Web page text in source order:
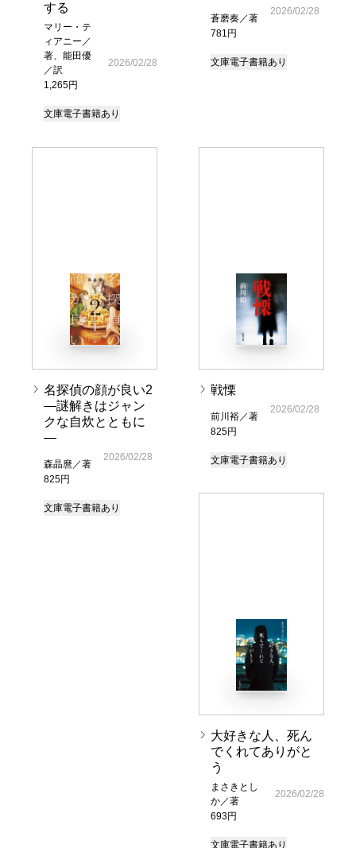
する
マリー・テ
ィアニー／
著、能田優
／訳
1,265円
2026/02/28
文庫電子書籍あり
蒼磨奏／著
781円
2026/02/28
文庫電子書籍あり
名探偵の顔が良い2
―謎解きはジャン
クな自炊とともに
―
森晶麿／著
825円
2026/02/28
文庫電子書籍あり
戦慄
前川裕／著
825円
2026/02/28
文庫電子書籍あり
大好きな人、死ん
でくれてありがと
う
まさきとし
か／著
693円
2026/02/28
文庫電子書籍あり